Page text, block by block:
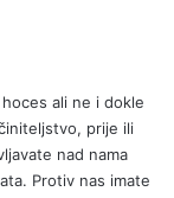
ali ne i dokle
prije ili
nad nama
Protiv nas imate